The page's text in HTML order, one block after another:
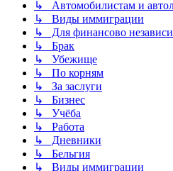
↳ Автомобилистам и
↳ Виды иммиграции
↳ Для финансово
↳ Брак
↳ Убежище
↳ По корням
↳ За заслуги
↳ Бизнес
↳ Учёба
↳ Работа
↳ Дневники
↳ Бельгия
↳ Виды иммиграции